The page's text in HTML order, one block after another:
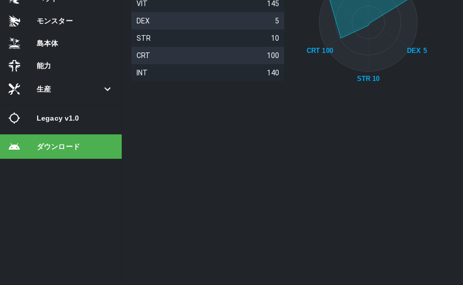
モンスター
島本体
能力
生産
Legacy v1.0
ダウンロード
VIT 145
DEX 5
STR 10
CRT 100
INT 140
DEX 5
STR 10
CRT 100